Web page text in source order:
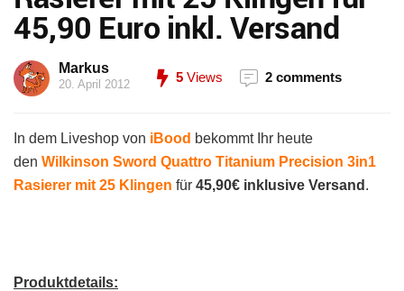
45,90 Euro inkl. Versand
Markus
20. April 2012 5 Views 2 comments
In dem Liveshop von iBood bekommt Ihr heute
den Wilkinson Sword Quattro Titanium Precision 3in1
Rasierer mit 25 Klingen für 45,90€ inklusive Versand .
Produktdetails: